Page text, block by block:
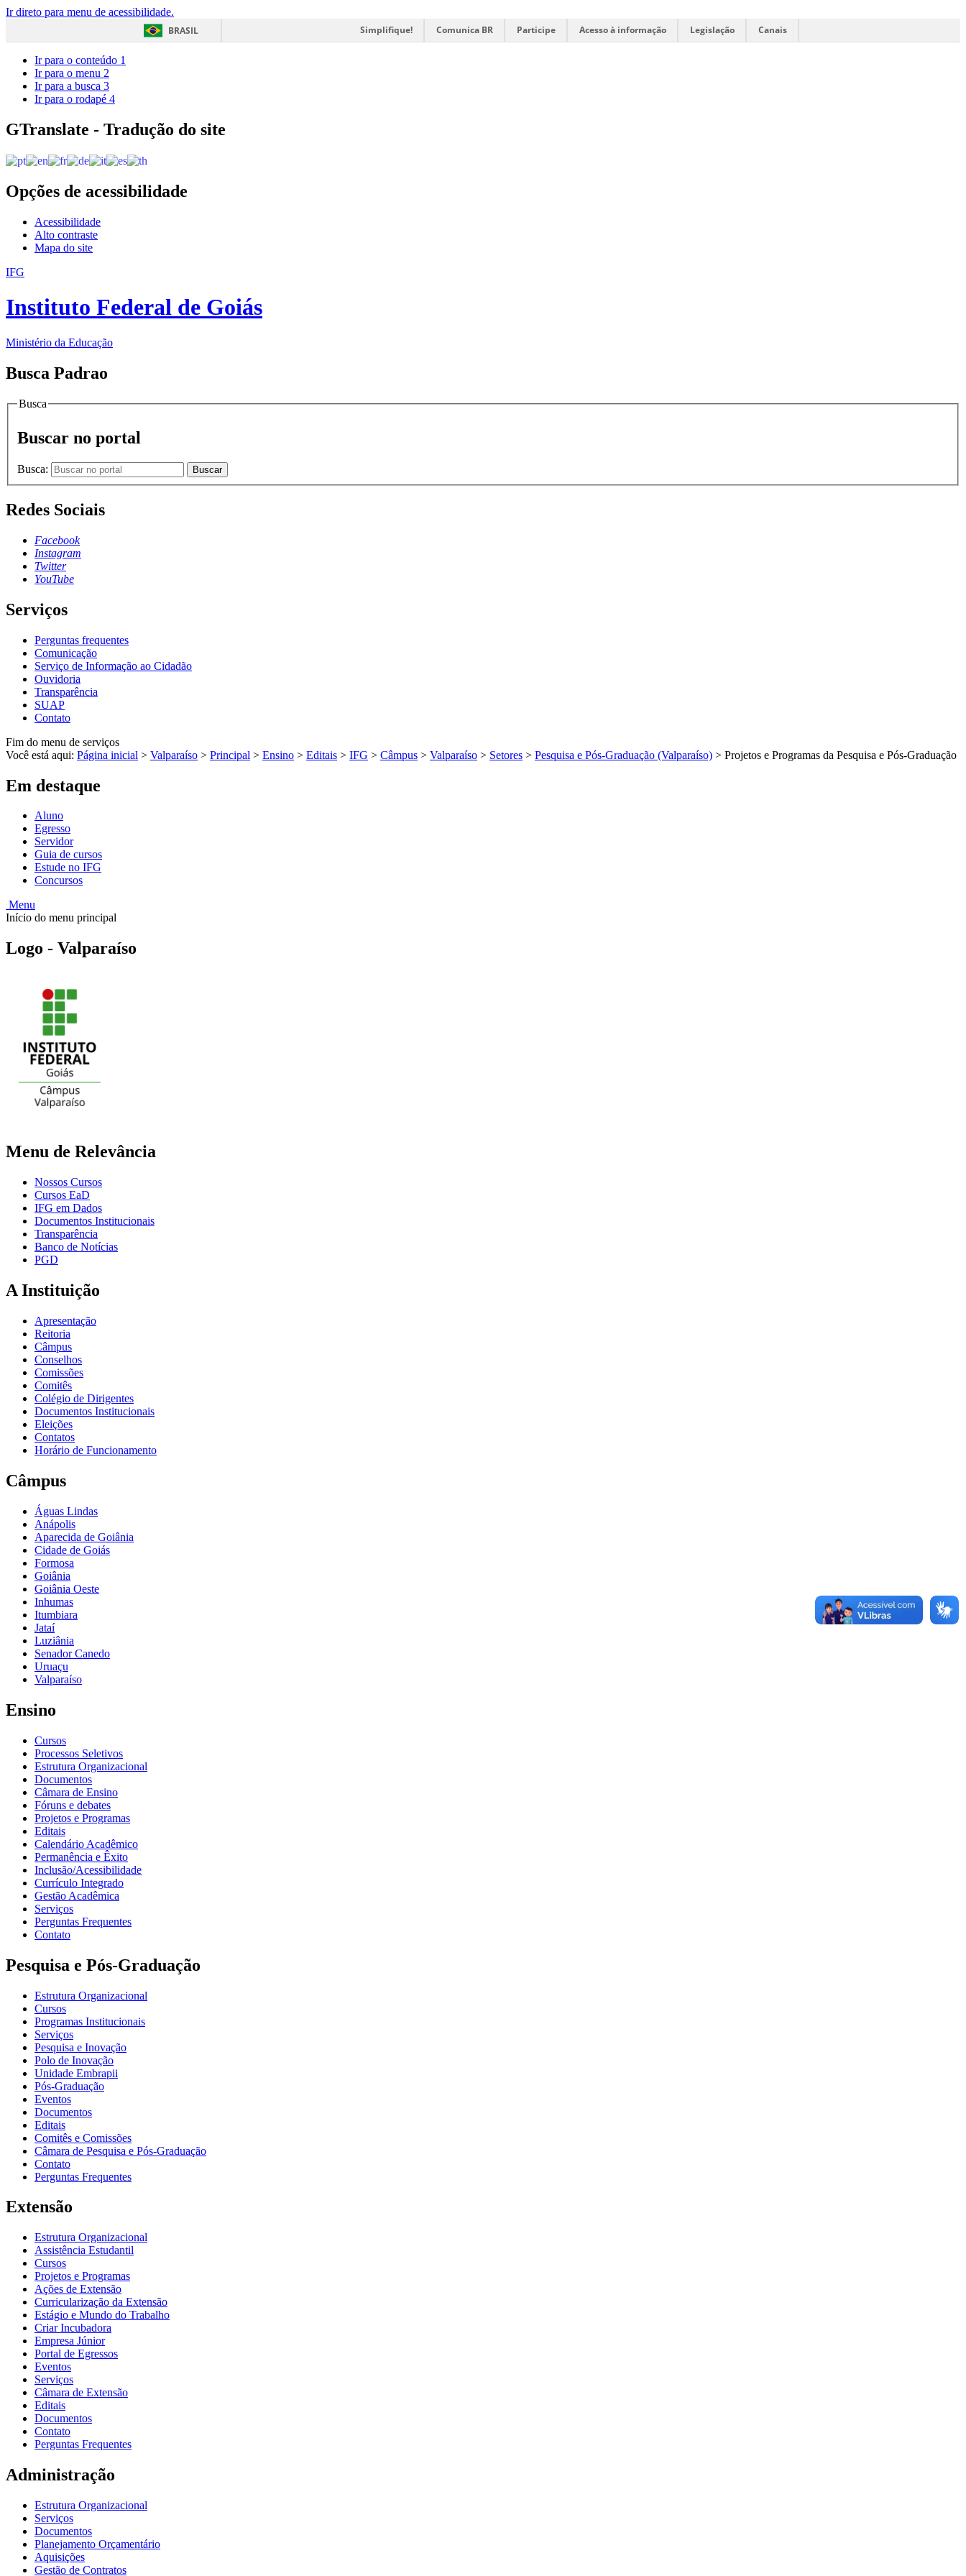
Ir direto para menu de acessibilidade.
BRASIL
Simplifique! Comunica BR Participe Acesso à informação Legislação Canais
Ir para o conteúdo 1
Ir para o menu 2
Ir para a busca 3
Ir para o rodapé 4
GTranslate - Tradução do site
Opções de acessibilidade
Acessibilidade
Alto contraste
Mapa do site
IFG
Instituto Federal de Goiás
Ministério da Educação
Busca Padrao
Busca
Buscar no portal
Busca: Buscar
Redes Sociais
Facebook
Instagram
Twitter
YouTube
Serviços
Perguntas frequentes
Comunicação
Serviço de Informação ao Cidadão
Ouvidoria
Transparência
SUAP
Contato
Fim do menu de serviços
Você está aqui: Página inicial > Valparaíso > Principal > Ensino > Editais > IFG > Câmpus > Valparaíso > Setores > Pesquisa e Pós-Graduação (Valparaíso) > Projetos e Programas da Pesquisa e Pós-Graduação
Em destaque
Aluno
Egresso
Servidor
Guia de cursos
Estude no IFG
Concursos
Menu
Início do menu principal
Logo - Valparaíso
Menu de Relevância
Nossos Cursos
Cursos EaD
IFG em Dados
Documentos Institucionais
Transparência
Banco de Notícias
PGD
A Instituição
Apresentação
Reitoria
Câmpus
Conselhos
Comissões
Comitês
Colégio de Dirigentes
Documentos Institucionais
Eleições
Contatos
Horário de Funcionamento
Câmpus
Águas Lindas
Anápolis
Aparecida de Goiânia
Cidade de Goiás
Formosa
Goiânia
Goiânia Oeste
Inhumas
Itumbiara
Jataí
Luziânia
Senador Canedo
Uruaçu
Valparaíso
Ensino
Cursos
Processos Seletivos
Estrutura Organizacional
Documentos
Câmara de Ensino
Fóruns e debates
Projetos e Programas
Editais
Calendário Acadêmico
Permanência e Êxito
Inclusão/Acessibilidade
Currículo Integrado
Gestão Acadêmica
Serviços
Perguntas Frequentes
Contato
Pesquisa e Pós-Graduação
Estrutura Organizacional
Cursos
Programas Institucionais
Serviços
Pesquisa e Inovação
Polo de Inovação
Unidade Embrapii
Pós-Graduação
Eventos
Documentos
Editais
Comitês e Comissões
Câmara de Pesquisa e Pós-Graduação
Contato
Perguntas Frequentes
Extensão
Estrutura Organizacional
Assistência Estudantil
Cursos
Projetos e Programas
Ações de Extensão
Curricularização da Extensão
Estágio e Mundo do Trabalho
Criar Incubadora
Empresa Júnior
Portal de Egressos
Eventos
Serviços
Câmara de Extensão
Editais
Documentos
Contato
Perguntas Frequentes
Administração
Estrutura Organizacional
Serviços
Documentos
Planejamento Orçamentário
Aquisições
Gestão de Contratos